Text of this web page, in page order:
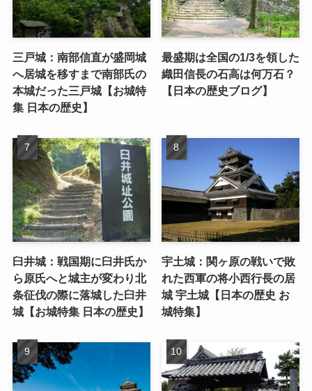
三戸城：南部信直が盛岡城
へ居城を移すまで南部氏の
本城だった三戸城【お城特
集 日本の歴史】
最盛期は全国の1/3を領した
織田信長の石高は何万石？
【日本の歴史ブログ】
臼井城：戦国期に臼井氏か
ら原氏へと城主が変わり北
条征伐の際に落城した臼井
城【お城特集 日本の歴史】
宇土城：関ヶ原の戦いで敗
れた西軍の将小西行長の居
城 宇土城【日本の歴史 お
城特集】